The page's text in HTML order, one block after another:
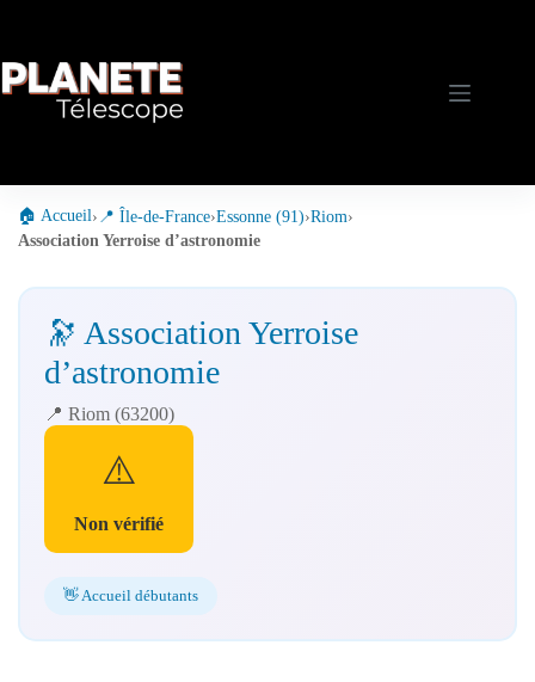
🏠 Accueil› 📍 Île-de-France›Essonne (91)›Riom›
Association Yerroise d’astronomie
🔭 Association Yerroise
d’astronomie
📍 Riom (63200)
⚠️
Non vérifié
👋 Accueil débutants